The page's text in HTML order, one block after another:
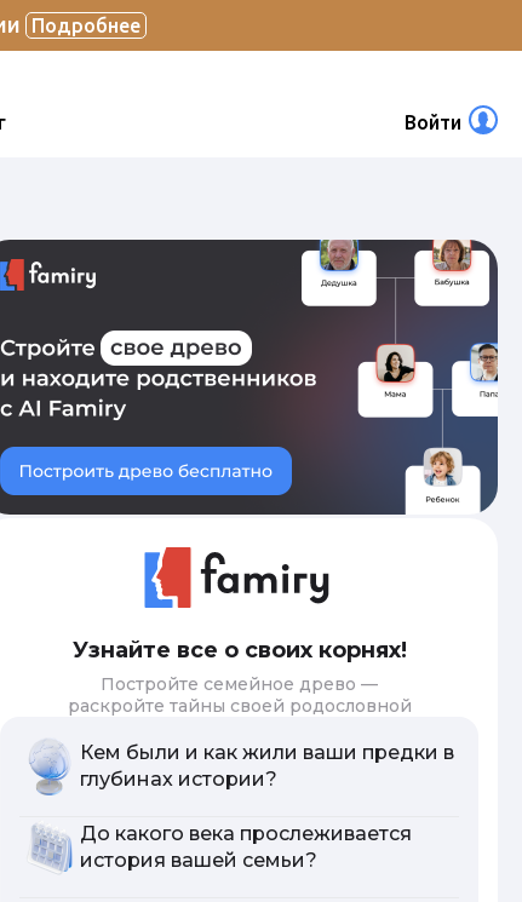
Подробнее
Войти
Узнайте все о своих корнях!
Постройте семейное древо —
раскройте тайны своей родословной
Кем были и как жили ваши предки в
глубинах истории?
До какого века прослеживается
история вашей семьи?